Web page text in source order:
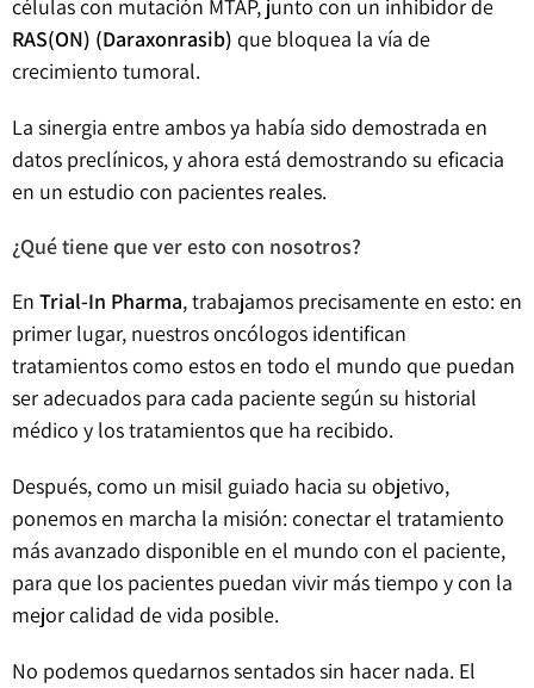
células con mutación MTAP, junto con un inhibidor de
RAS(ON) (Daraxonrasib) que bloquea la vía de
crecimiento tumoral.
La sinergia entre ambos ya había sido demostrada en
datos preclínicos, y ahora está demostrando su eficacia
en un estudio con pacientes reales.
¿Qué tiene que ver esto con nosotros?
En Trial-In Pharma, trabajamos precisamente en esto: en
primer lugar, nuestros oncólogos identifican
tratamientos como estos en todo el mundo que puedan
ser adecuados para cada paciente según su historial
médico y los tratamientos que ha recibido.
Después, como un misil guiado hacia su objetivo,
ponemos en marcha la misión: conectar el tratamiento
más avanzado disponible en el mundo con el paciente,
para que los pacientes puedan vivir más tiempo y con la
mejor calidad de vida posible.
No podemos quedarnos sentados sin hacer nada. El